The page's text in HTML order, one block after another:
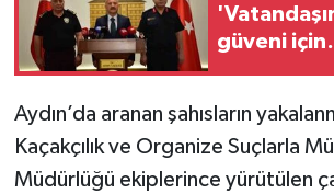
güveni için
Aydın’da aranan şahısların
Kaçakçılık ve Organize Suçlarla
Müdürlüğü ekiplerince yürütülen